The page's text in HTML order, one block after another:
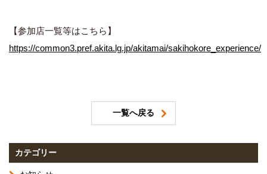
【参加店一覧等はこちら】
https://common3.pref.akita.lg.jp/akitamai/sakihokore_experience/
一覧へ戻る
カテゴリー